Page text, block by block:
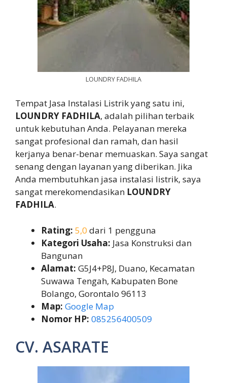
LOUNDRY FADHILA
Tempat Jasa Instalasi Listrik yang satu ini,
LOUNDRY FADHILA, adalah pilihan terbaik
untuk kebutuhan Anda. Pelayanan mereka
sangat profesional dan ramah, dan hasil
kerjanya benar-benar memuaskan. Saya sangat
senang dengan layanan yang diberikan. Jika
Anda membutuhkan jasa instalasi listrik, saya
sangat merekomendasikan LOUNDRY
FADHILA.
Rating: 5,0 dari 1 pengguna
Kategori Usaha: Jasa Konstruksi dan
Bangunan
Alamat: G5J4+P8J, Duano, Kecamatan
Suwawa Tengah, Kabupaten Bone
Bolango, Gorontalo 96113
Map: Google Map
Nomor HP: 085256400509
CV. ASARATE